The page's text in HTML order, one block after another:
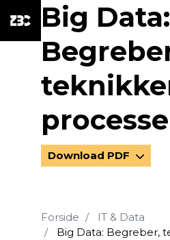
Big Data:
Download PDF
Forside
IT & Data
Big Data: Begreber,